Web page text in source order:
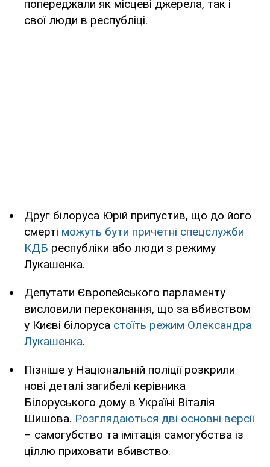
попереджали як місцеві джерела, так і
свої люди в республіці.
Друг білоруса Юрій припустив, що до його
смерті можуть бути причетні спецслужби
КДБ республіки або люди з режиму
Лукашенка.
Депутати Європейського парламенту
висловили переконання, що за вбивством
у Києві білоруса стоїть режим Олександра
Лукашенка.
Пізніше у Національній поліції розкрили
нові деталі загибелі керівника
Білоруського дому в Україні Віталія
Шишова. Розглядаються дві основні версії
– самогубство та імітація самогубства із
ціллю приховати вбивство.